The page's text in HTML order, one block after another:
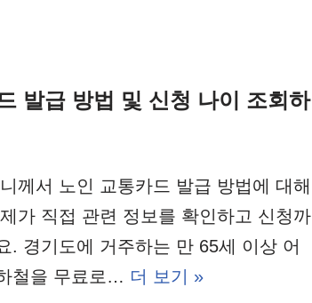
발급 방법 및 신청 나이 조회하
께서 노인 교통카드 발급 방법에 대해
가 직접 관련 정보를 확인하고 신청까
. 경기도에 거주하는 만 65세 이상 어
철을 무료로… 더 보기 »